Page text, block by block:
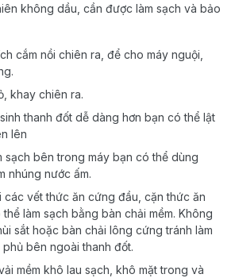
không dầu, cần được làm sạch và bảo
cắm nồi chiên ra, để cho máy nguội,
khay chiên ra.
thanh đốt dễ dàng hơn bạn có thể lật
lên
sạch bên trong máy bạn có thể dùng
nhúng nước ấm.
các vết thức ăn cứng đầu, cặn thức ăn
làm sạch bằng bàn chải mềm. Không
sắt hoặc bàn chải lông cứng tránh làm
bên ngoài thanh đốt.
mềm khô lau sạch, khô mặt trong và